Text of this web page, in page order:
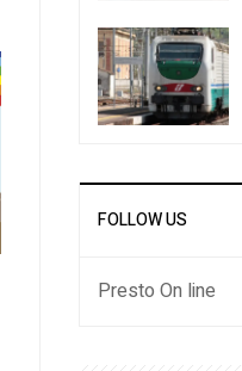
FOLLOW US
Presto On line